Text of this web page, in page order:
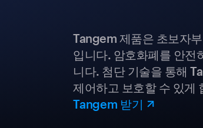
Tangem 제품은 초보자
입니다. 암호화폐를 안전
니다. 첨단 기술을 통해
제어하고 보호할 수 있게
Tangem 받기